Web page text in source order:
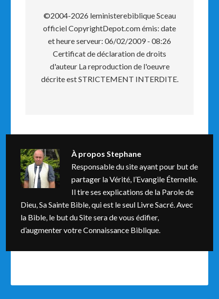
©2004-2026 leministerebiblique Sceau
officiel CopyrightDepot.com émis: date
et heure serveur: 06/02/2009 - 08:26
Certificat de déclaration de droits
d'auteur La reproduction de l'oeuvre
décrite est STRICTEMENT INTERDITE.
À proposStephane
Responsable du site ayant pour but de
partager la Vérité, l’Evangile Éternelle.
Il tire ses explications de la Parole de
Dieu, Sa Sainte Bible, qui est le seul Livre Sacré. Avec
la Bible, le but du Site sera de vous édifier,
d’augmenter votre Connaissance Biblique.